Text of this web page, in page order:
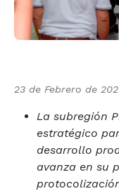
23 de Febrero de
La subregión
estratégico
desarrollo
avanza en su